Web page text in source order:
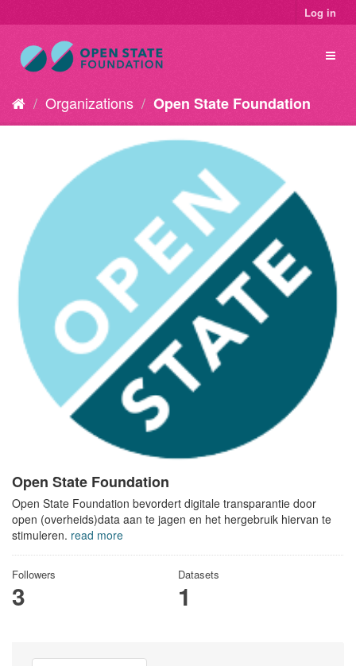
Log in
Organizations Open State Foundation
Open State Foundation
Open State Foundation bevordert digitale transparantie door
open (overheids)data aan te jagen en het hergebruik hiervan te
stimuleren. read more
Followers
3
Datasets
1